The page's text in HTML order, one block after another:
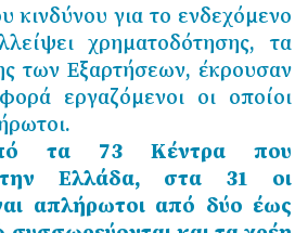
κινδύνου για το ενδεχόμενο
χρηματοδότησης, τα
των Εξαρτήσεων, έκρουσαν
εργαζόμενοι οι οποίοι
τα 73 Κέντρα που
Ελλάδα, στα 31 οι
απλήρωτοι από δύο έως